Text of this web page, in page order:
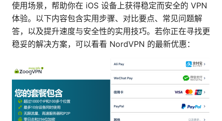
使用场景，帮助你在 iOS 设备上获得稳定而安全的 VPN
体验。以下内容包含实用步骤、对比要点、常见问题解
答，以及提升速度与安全性的实用技巧。若你正在寻找更
稳妥的解决方案，可以看看 NordVPN 的最新优惠：